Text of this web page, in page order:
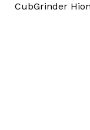
CubGrinder